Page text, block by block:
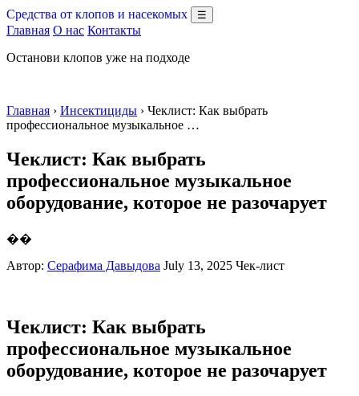
Средства от клопов и насекомых ☰
Главная О нас Контакты
Останови клопов уже на подходе
Главная › Инсектициды › Чеклист: Как выбрать
профессиональное музыкальное …
Чеклист: Как выбрать
профессиональное музыкальное
оборудование, которое не разочарует
��
Автор: Серафима Давыдова July 13, 2025 Чек-лист
Чеклист: Как выбрать
профессиональное музыкальное
оборудование, которое не разочарует